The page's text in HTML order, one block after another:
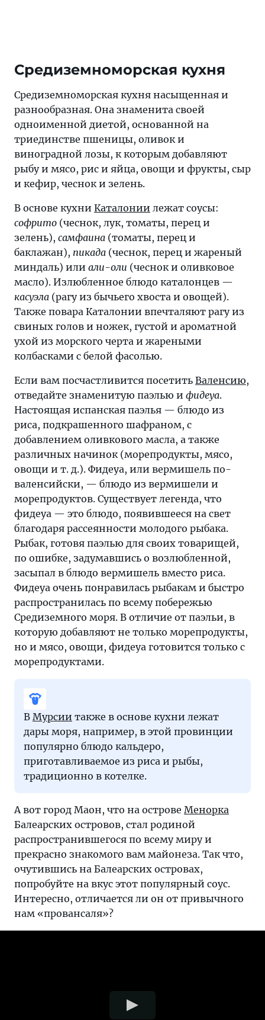
Средиземноморская кухня
Средиземноморская кухня насыщенная и
разнообразная. Она знаменита своей
одноименной диетой, основанной на
триединстве пшеницы, оливок и
виноградной лозы, к которым добавляют
рыбу и мясо, рис и яйца, овощи и фрукты, сыр
и кефир, чеснок и зелень.
В основе кухни Каталонии лежат соусы:
софрито (чеснок, лук, томаты, перец и
зелень), самфаина (томаты, перец и
баклажан), пикада (чеснок, перец и жареный
миндаль) или али-оли (чеснок и оливковое
масло). Излюбленное блюдо каталонцев —
касуэла (рагу из бычьего хвоста и овощей).
Также повара Каталонии впечталяют рагу из
свиных голов и ножек, густой и ароматной
ухой из морского черта и жареными
колбасками с белой фасолью.
Если вам посчастливится посетить Валенсию,
отведайте знаменитую паэлью и фидеуа.
Настоящая испанская паэлья — блюдо из
риса, подкрашенного шафраном, с
добавлением оливкового масла, а также
различных начинок (морепродукты, мясо,
овощи и т. д.). Фидеуа, или вермишель по-
валенсийски, — блюдо из вермишели и
морепродуктов. Существует легенда, что
фидеуа — это блюдо, появившееся на свет
благодаря рассеянности молодого рыбака.
Рыбак, готовя паэлью для своих товарищей,
по ошибке, задумавшись о возлюбленной,
засыпал в блюдо вермишель вместо риса.
Фидеуа очень понравилась рыбакам и быстро
распространилась по всему побережью
Средиземного моря. В отличие от паэльи, в
которую добавляют не только морепродукты,
но и мясо, овощи, фидеуа готовится только с
морепродуктами.
В Мурсии также в основе кухни лежат
дары моря, например, в этой провинции
популярно блюдо кальдеро,
приготавливаемое из риса и рыбы,
традиционно в котелке.
А вот город Маон, что на острове Менорка
Балеарских островов, стал родиной
распространившегося по всему миру и
прекрасно знакомого вам майонеза. Так что,
очутившись на Балеарских островах,
попробуйте на вкус этот популярный соус.
Интересно, отличается ли он от привычного
нам «провансаля»?